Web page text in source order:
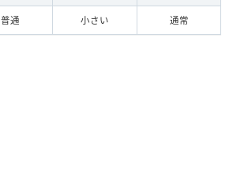
普通 小さい 通常